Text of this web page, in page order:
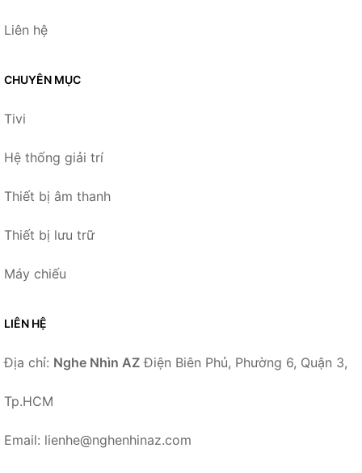
Liên hệ
CHUYÊN MỤC
Tivi
Hệ thống giải trí
Thiết bị âm thanh
Thiết bị lưu trữ
Máy chiếu
LIÊN HỆ
Địa chỉ: Nghe Nhìn AZ Điện Biên Phủ, Phường 6, Quận 3,
Tp.HCM
Email: lienhe@nghenhinaz.com